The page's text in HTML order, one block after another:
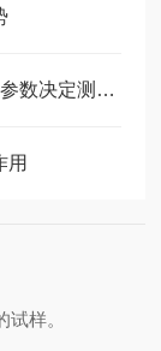
瓶盖扭力测试仪：选型避坑指南，这5个参数决定测试精度
用
试样。